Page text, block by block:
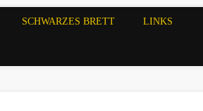
SCHWARZES BRETT LINKS